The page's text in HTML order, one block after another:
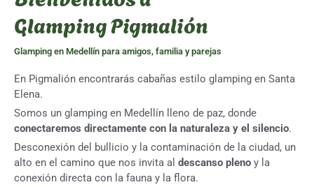
Glamping Pigmalión
Glamping en Medellín para amigos, familia y parejas
En Pigmalión encontrarás cabañas estilo glamping en Santa
Elena.
Somos un glamping en Medellín lleno de paz, donde
conectaremos directamente con la naturaleza y el silencio.
Desconexión del bullicio y la contaminación de la ciudad, un
alto en el camino que nos invita al descanso pleno y la
conexión directa con la fauna y la flora.